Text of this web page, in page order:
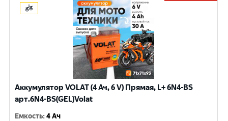
Аккумулятор VOLAT (4 Ач, 6 V) Прямая, L+ 6N4-BS
арт.6N4-BS(GEL)Volat
Емкость:4 Ач